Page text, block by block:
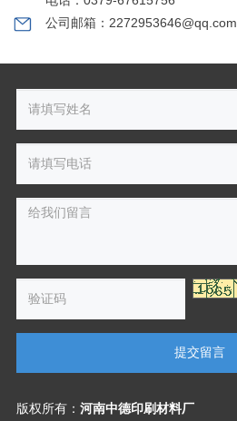
公司邮箱：2272953646@qq.com
提交留言
版权所有： 河南中德印刷材料厂